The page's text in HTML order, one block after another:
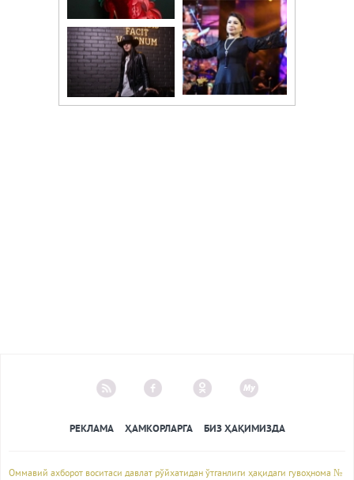
РЕКЛАМА ҲАМКОРЛАРГА БИЗ ҲАҚИМИЗДА
Оммавий ахборот воситаси давлат рўйхатидан ўтганлиги ҳақидаги гувоҳнома №